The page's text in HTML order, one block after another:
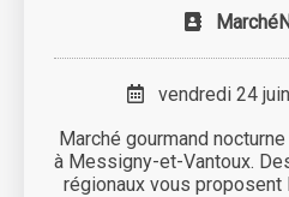
vendredi 24
Marché gourmand
à Messigny-et-Vantoux.
régionaux vous proposent